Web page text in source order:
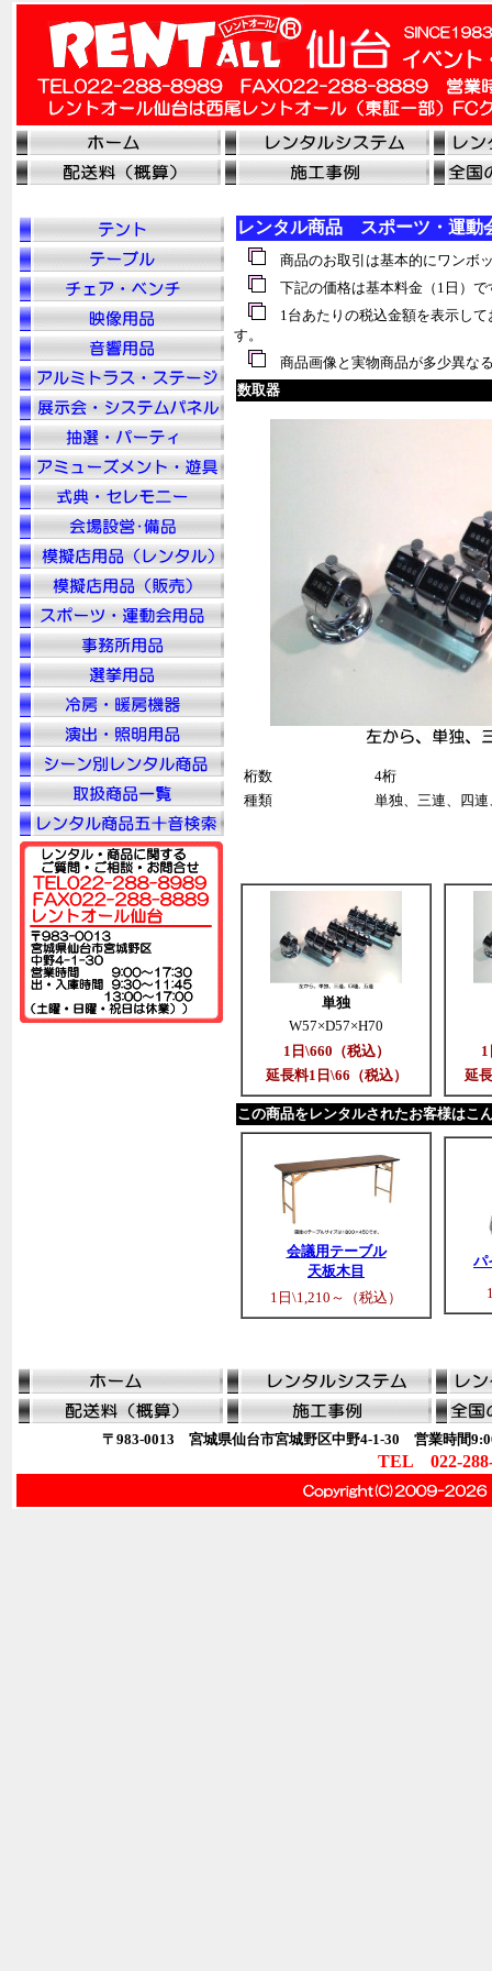
レンタル商品 スポーツ・運動
商品のお取引は基本的にワンボ
下記の価格は基本料金（1日）で
1台あたりの税込金額を表示して
す。
商品画像と実物商品が多少異な
数取器
桁数
4桁
種類
単独、三連、四連
単独
W57×D57×H70
1日\660（税込）
延長料1日\66（税込）
延
この商品をレンタルされたお客様はこ
会議用テーブル
天板木目
1日\1,210～（税込）
パ
〒983-0013 宮城県仙台市宮城野区中野4-1-30 営業時間
TEL 022-